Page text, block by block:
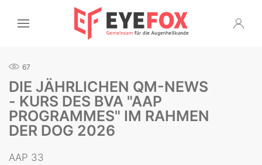
67
DIE JÄHRLICHEN QM-NEWS
- KURS DES BVA "AAP
PROGRAMMES" IM RAHMEN
DER DOG 2026
AAP 33